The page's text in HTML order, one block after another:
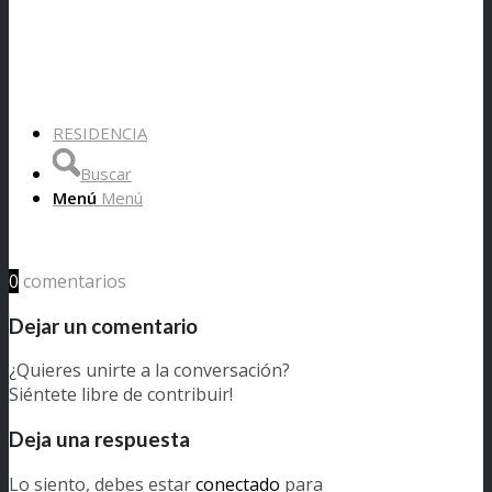
RESIDENCIA
Buscar
Menú Menú
0 comentarios
Dejar un comentario
¿Quieres unirte a la conversación?
Siéntete libre de contribuir!
Deja una respuesta
Lo siento, debes estarconectado para